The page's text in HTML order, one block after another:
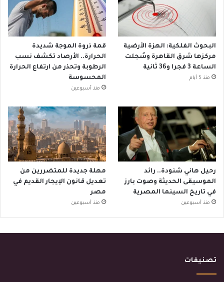
البحوث الفلكية: الهزة الأرضية
مركزها شرق القاهرة وسُجلت
الساعة 3 فجرا و36 ثانية
منذ 5 أيام
قمة ذروة الموجة شديدة
الحرارة.. الأرصاد تكشف نسب
الرطوبة وتحذر من ارتفاع الحرارة
المحسوسة
منذ أسبوعين
رحيل هاني شنودة.. رائد
الموسيقى الحديثة وصوت بارز
في تاريخ السينما المصرية
منذ أسبوعين
مهلة جديدة للمتضررين من
تعديل قانون الإيجار القديم في
مصر
منذ أسبوعين
تصنيفات